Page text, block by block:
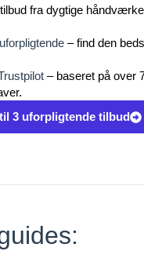
fra dygtige
– find den
– baseret på over
3 uforpligtende tilbud